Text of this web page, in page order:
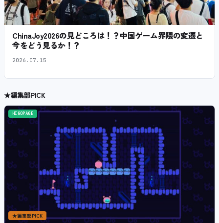
ChinaJoy2026の見どころは！？中国ゲーム界隈の変遷と
今をどう見るか！？
2026.07.15
★編集部PICK
HIGOPAGE
★編集部PICK